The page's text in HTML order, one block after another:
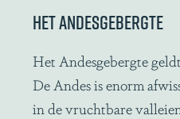
r
e
g
e
o
t
t
e
n
HET ANDESGEBERGTE
H
e
t
Het Andesgebergte
De Andes is enorm
in de vruchtbare